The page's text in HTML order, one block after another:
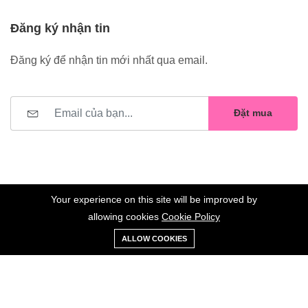
Đăng ký nhận tin
Đăng ký để nhận tin mới nhất qua email.
Đặt mua
©2023 Hoa Nelly . All Rights Reserved.
0
Xe
đẩy
Danh sách
yêu thích
Your experience on this site will be improved by
allowing cookies Cookie Policy
ALLOW COOKIES